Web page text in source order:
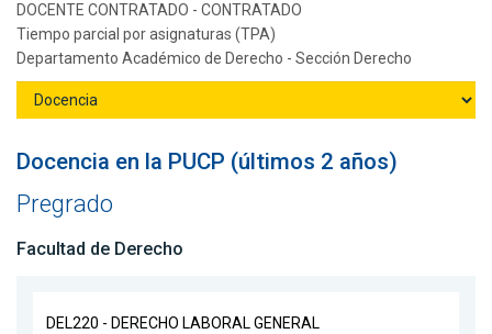
DOCENTE CONTRATADO - CONTRATADO
Tiempo parcial por asignaturas (TPA)
Departamento Académico de Derecho - Sección Derecho
Docencia en la PUCP (últimos 2 años)
Pregrado
Facultad de Derecho
DEL220 - DERECHO LABORAL GENERAL